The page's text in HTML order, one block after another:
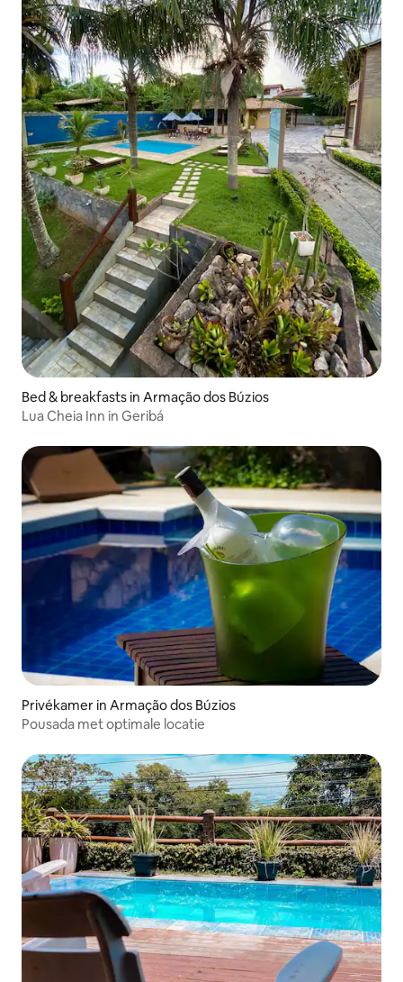
Bed & breakfasts in Armação dos Búzios
Lua Cheia Inn in Geribá
Privékamer in Armação dos Búzios
Pousada met optimale locatie